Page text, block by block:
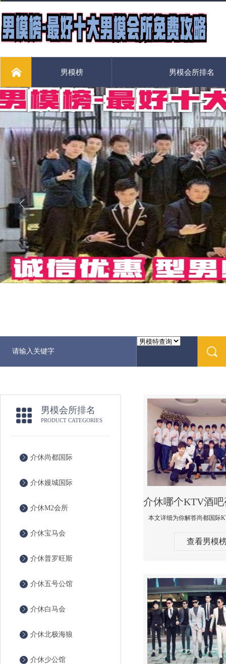
男模榜 男模会所排名
男模会所排名
PRODUCT CATEGORIES
介休尚都国际
介休嫚城国际
介休M2会所
介休宝马会
介休普罗旺斯
介休五号公馆
介休白马会
介休北极海狼
介休少公馆
查看男模